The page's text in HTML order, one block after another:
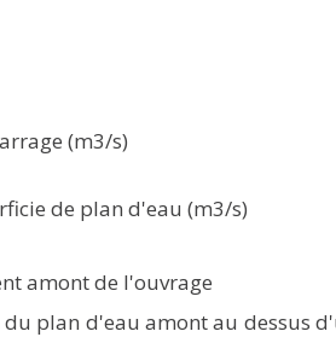
(m3/s)
de plan d'eau (m3/s)
amont de l'ouvrage
plan d'eau amont au dessus